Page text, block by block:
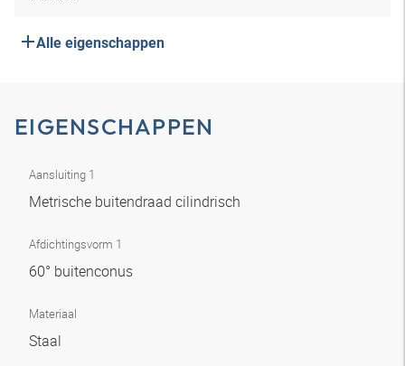
Alle eigenschappen
EIGENSCHAPPEN
Aansluiting 1
Metrische buitendraad cilindrisch
Afdichtingsvorm 1
60° buitenconus
Materiaal
Staal